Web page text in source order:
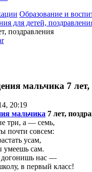
Образование и
для детей,
поздравления
мальчика 7 лет,
20:19
мальчика 7 лет,
три, а — семь,
почти совсем:
усам,
умеешь сам.
догонишь нас —
в первый класс!